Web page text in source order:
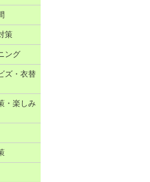
策
ング
ズ・衣替
・楽しみ